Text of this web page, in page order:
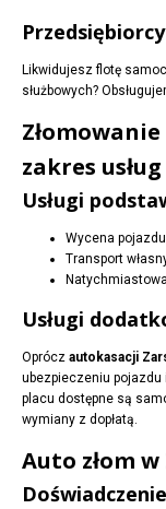
Likwidujesz flotę
służbowych?
zakres usług
Usługi
Wycena
Transport
Usługi
Oprócz autokasacji
ubezpieczeniu
placu dostępne są
wymiany z dopłatą.
Auto złom